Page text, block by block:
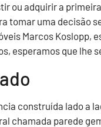
ou adquirir a
tomar uma decisão
Marcos Koslopp,
esperamos que lhe
construída lado a
chamada parede